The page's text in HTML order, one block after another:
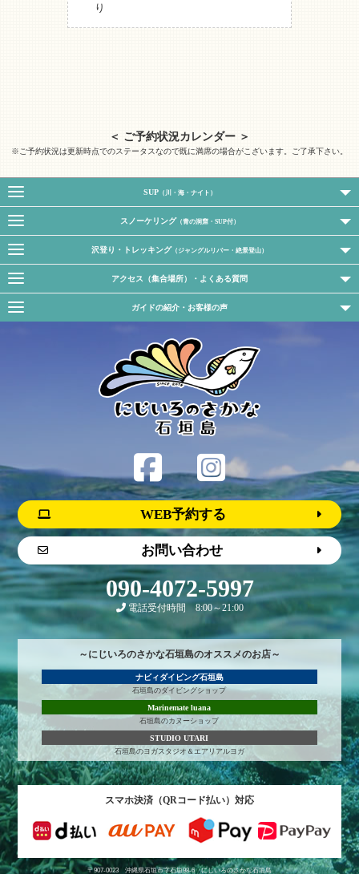
り
＜ ご予約状況カレンダー ＞
※ご予約状況は更新時点でのステータスなので既に満席の場合がこざいます。ご了承下さい。
SUP（川・海・ナイト）
スノーケリング （青の洞窟・SUP付）
沢登り・トレッキング （ジャングルリバー・絶景登山）
アクセス（集合場所）・よくある質問
ガイドの紹介・お客様の声
WEB予約する
お問い合わせ
090-4072-5997
電話受付時間 8:00～21:00
～にじいろのさかな石垣島のオススメのお店～
ナビィダイビング石垣島
石垣島のダイビングショップ
Marinemate luana
石垣島のカヌーショップ
STUDIO UTARI
石垣島のヨガスタジオ＆エアリアルヨガ
スマホ決済（QRコード払い）対応
〒907-0023 沖縄県石垣市字石垣98-6にじいろのさかな石垣島